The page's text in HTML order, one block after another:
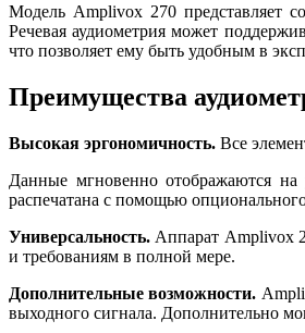
Модель Amplivox 270 представляет
Речевая аудиометрия может
что позволяет ему быть удобным в
Преимущества
Высокая эргономичность. Все
Данные мгновенно отображаются на
распечатана с помощью
Универсальность. Аппарат Amplivox
и требованиям в полной мере.
Дополнительные возможности.
выходного сигнала. Дополнительно